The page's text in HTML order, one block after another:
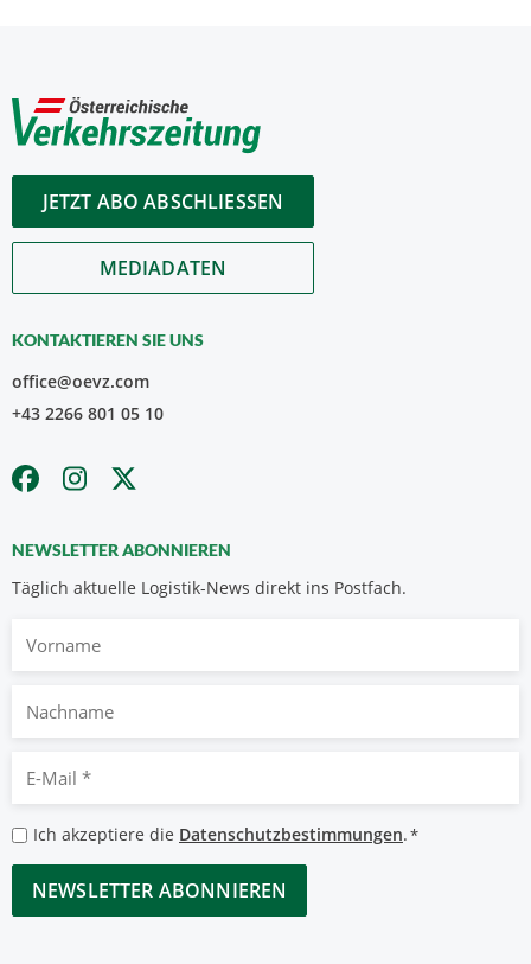
JETZT ABO ABSCHLIESSEN
MEDIADATEN
KONTAKTIEREN SIE UNS
office@oevz.com
+43 2266 801 05 10
NEWSLETTER ABONNIEREN
Täglich aktuelle Logistik-News direkt ins Postfach.
Nachname
Mail
*
Datenschutzbestimmungen
*
Ich akzeptiere die Datenschutzbestimmungen.*
CAPTCHA